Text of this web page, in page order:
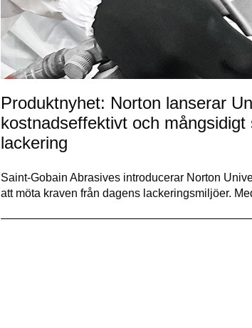
Produktnyhet: Norton lanserar
kostnadseffektivt och
lackering
Saint-Gobain Abrasives introducerar Norton
att möta kraven från dagens lackeringsmiljöer.